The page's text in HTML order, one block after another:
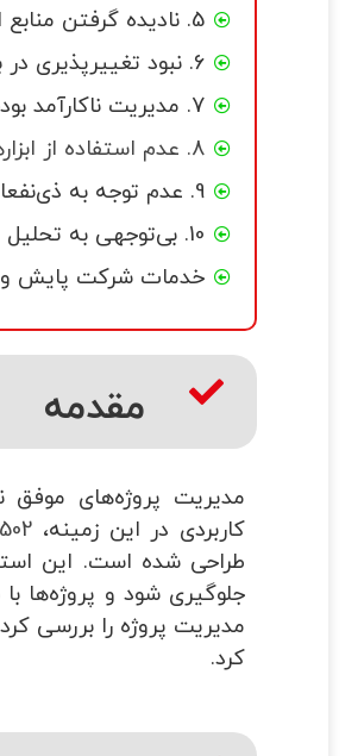
5. نادیده گرفتن منابع انسانی
6. نبود تغییرپذیری در برنامه‌ریزی
7. مدیریت ناکارآمد بودجه
8. عدم استفاده از ابزارهای مدیریت پروژه
9. عدم توجه به ذی‌نفعان پروژه
10. بی‌توجهی به تحلیل و ارزیابی پس از پروژه
خدمات شرکت پایش و
مقدمه
مدیریت پروژه‌های موفق
کاربردی در این زمینه،
طراحی شده است. این
مدیریت پروژه را بررسی
کرد.